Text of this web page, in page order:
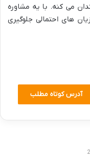
می کنه. با یه مشاوره
های احتمالی جلوگیری
آدرس کوتاه مطلب